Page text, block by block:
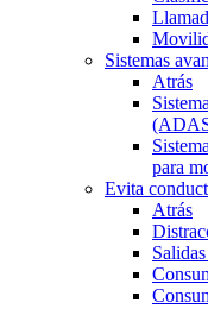
Sistemas
Atrás
para
Evita
Atrás